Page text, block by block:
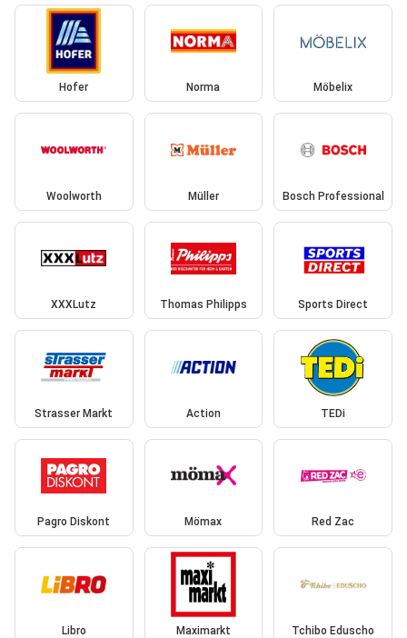
Hofer Norma Möbelix
Woolworth Müller Bosch Professional
XXXLutz Thomas Philipps Sports Direct
Strasser Markt Action TEDi
Pagro Diskont Mömax Red Zac
Libro Maximarkt Tchibo Eduscho